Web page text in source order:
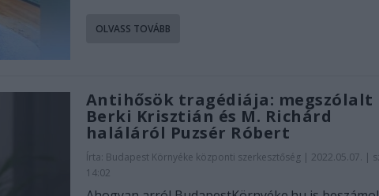
OLVASS TOVÁBB
Antihősök tragédiája: megszólalt
Berki Krisztián és M. Richárd
haláláról Puzsér Róbert
Írta: Budapest Környéke központi szerkesztőség| 2022.05.07. |
14:02